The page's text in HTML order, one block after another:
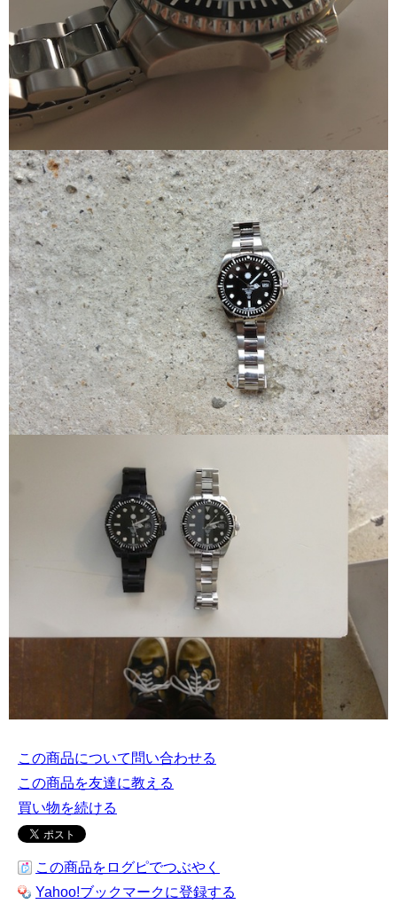
この商品について問い合わせる
この商品を友達に教える
買い物を続ける
この商品をログピでつぶやく
Yahoo!ブックマークに登録する